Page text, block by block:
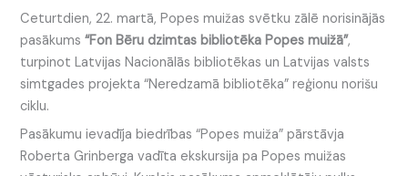
Ceturtdien, 22. martā, Popes muižas svētku zālē norisinājās
pasākums“Fon Bēru dzimtas bibliotēka Popes muižā”,
turpinot Latvijas Nacionālās bibliotēkas un Latvijas valsts
simtgades projekta “Neredzamā bibliotēka” reģionu norišu
ciklu.
Pasākumu ievadīja biedrības “Popes muiža” pārstāvja
Roberta Grinberga vadīta ekskursija pa Popes muižas